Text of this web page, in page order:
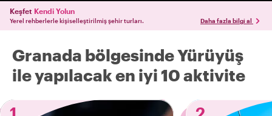
Keşfet Kendi Yolun
Yerel rehberlerle kişiselleştirilmiş şehir turları. Daha fazla bilgi al
Granada bölgesinde Yürüyüş
ile yapılacak en iyi 10 aktivite